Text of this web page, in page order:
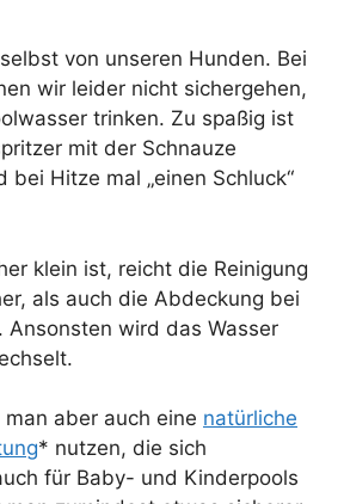
von unseren Hunden. Bei
wir leider nicht sichergehen,
trinken. Zu spaßig ist
mit der Schnauze
bei Hitze mal „einen Schluck“
klein ist, reicht die Reinigung
als auch die Abdeckung bei
Ansonsten wird das Wasser
aber auch eine natürliche
* nutzen, die sich
für Baby- und Kinderpools